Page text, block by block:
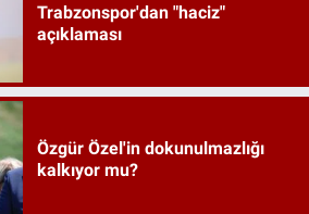
Trabzonspor'dan "haciz"
açıklaması
Özgür Özel'in dokunulmazlığı
kalkıyor mu?